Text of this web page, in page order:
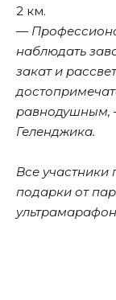
2 км.
—
наблюдать
закат и
равнодушным,
Геленджика.
Все участники
подарки от